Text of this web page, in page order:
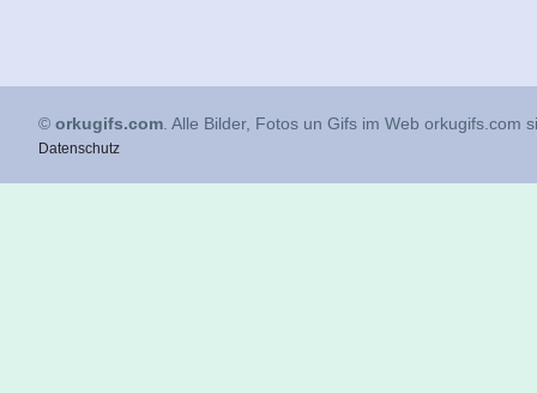
© orkugifs.com . Alle Bilder, Fotos un Gifs im Web
Datenschutz